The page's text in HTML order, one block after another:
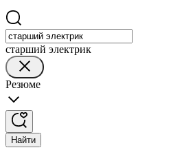
старший электрик
Резюме
Найти